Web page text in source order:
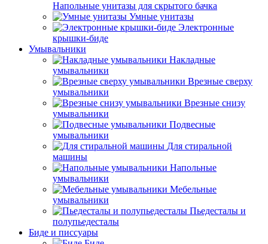
Напольные унитазы для скрытого бачка
Умные унитазы
Электронные
крышки-биде
Умывальники
Накладные
умывальники
Врезные сверху
умывальники
Врезные снизу
умывальники
Подвесные
умывальники
Для стиральной
машины
Напольные
умывальники
Мебельные
умывальники
Пьедесталы и
полупьедесталы
Биде и писсуары